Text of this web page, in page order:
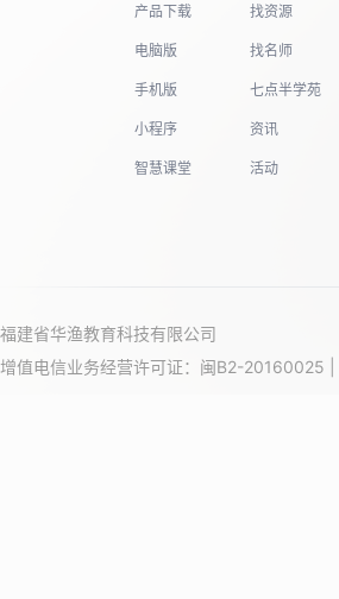
产品下载
电脑版
手机版
小程序
智慧课堂
找资源
找名师
七点半学苑
资讯
活动
福建省华渔教育科技有限公司
增值电信业务经营许可证：闽B2-20160025 |